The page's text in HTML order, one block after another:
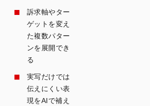
訴求軸やター
ゲットを変え
た複数パター
ンを展開でき
る
実写だけでは
伝えにくい表
現をAIで補え